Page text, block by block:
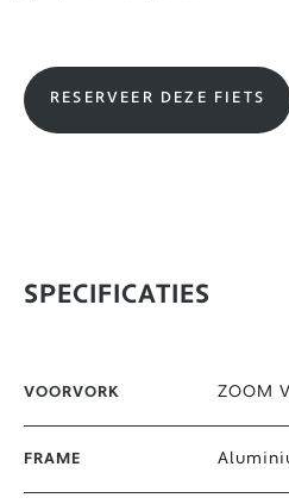
RESERVEER DEZE FIETS
SPECIFICATIES
VOORVORK ZOOM
FRAME